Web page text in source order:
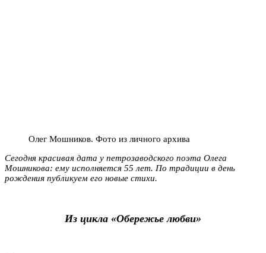
Олег Мошников. Фото из личного архива
Сегодня красивая дата у петрозаводского поэта Олега
Мошникова: ему исполняется 55 лет. По традиции в день
рождения публикуем его новые стихи.
Из цикла «Обережье любви»